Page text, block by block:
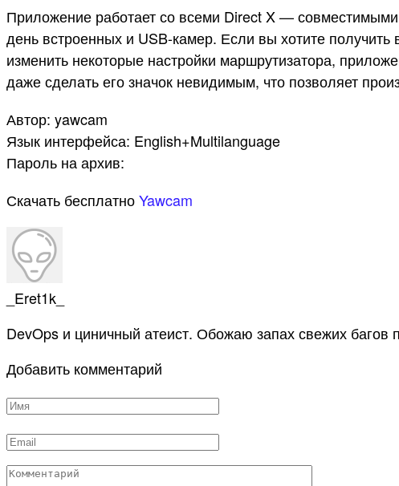
Приложение работает со всеми Direct X —
день встроенных и USB-камер. Если вы хотите
изменить некоторые настройки маршрутизатора,
даже сделать его значок невидимым, что позволяет
Автор: yawcam
Язык интерфейса: English+Multilanguage
Пароль на архив:
Скачать бесплатноYawcam
_Eret1k_
DevOps и циничный атеист. Обожаю запах свежих багов
Добавить комментарий
Имя
Email
Комментарий